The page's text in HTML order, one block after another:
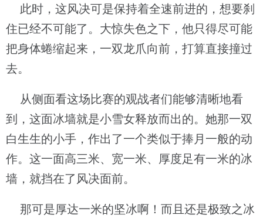
此时，这风决可是保持着全速前进的，想要刹
住已经不可能了。大惊失色之下，他只得尽可能
把身体蜷缩起来，一双龙爪向前，打算直接撞过
去。
从侧面看这场比赛的观战者们能够清晰地看
到，这面冰墙就是小雪女释放而出的。她那一双
白生生的小手，作出了一个类似于捧月一般的动
作。这一面高三米、宽一米、厚度足有一米的冰
墙，就挡在了风决面前。
那可是厚达一米的坚冰啊！而且还是极致之冰